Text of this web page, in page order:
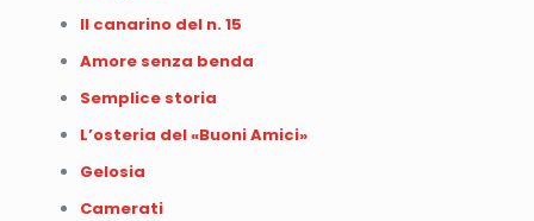
Il canarino del n. 15
Amore senza benda
Semplice storia
L’osteria del «Buoni Amici»
Gelosia
Camerati